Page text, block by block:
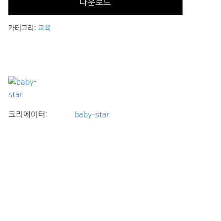
다운로드
카테고리: 교육
크리에이터: baby-star